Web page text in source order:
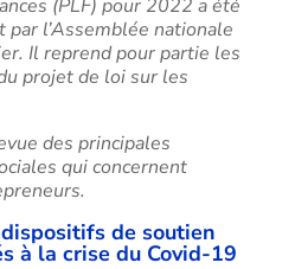
(PLF) pour 2022 a été
l’Assemblée nationale
Il reprend pour partie les
projet de loi sur les
des principales
qui concernent
de soutien
à la crise du Covid-19